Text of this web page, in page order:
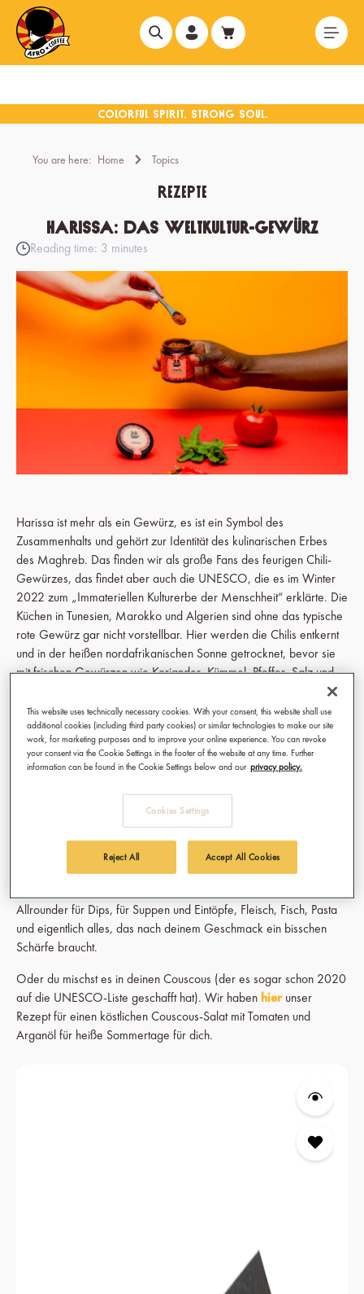
content
You are here: Home Topics
Rezepte
Harissa: Das Weltkultur-Gewürz
Reading time: 3 minutes
Harissa ist mehr als ein Gewürz, es ist ein Symbol des
Zusammenhalts und gehört zur Identität des kulinarischen Erbes
des Maghreb. Das finden wir als große Fans des feurigen Chili-
Gewürzes, das findet aber auch die UNESCO, die es im Winter
2022 zum „Immateriellen Kulturerbe der Menschheit“ erklärte. Die
Küchen in Tunesien, Marokko und Algerien sind ohne das typische
rote Gewürz gar nicht vorstellbar. Hier werden die Chilis entkernt
und in der heißen nordafrikanischen Sonne getrocknet, bevor sie
mit frischen Gewürzen wie Koriander, Kümmel, Pfeffer, Salz und
Wie hoch der Stellenwert von Harissa ist, zeigt zum Beispiel die
kleine Hafenstadt Nabeul in Tunesien. Einmal im Jahr bekommt sie
einen kleinen roten Touch, wenn das Festival zu Ehren des
Maghreb hinweg genießt die Chilimischung große Beliebtheit.
Mittlerweile hat sich Harissa großspurig in ganz Nord- und
importierten es zudem nach Israel, und über das Mittelmeer hat es
das neu ernannte Weltkulturerbe in die Küchen Europas geschafft.
Allrounder für Dips, für Suppen und Eintöpfe, Fleisch, Fisch, Pasta
und eigentlich alles, das nach deinem Geschmack ein bisschen
Schärfe braucht.
Oder du mischst es in deinen Couscous (der es sogar schon 2020
auf die UNESCO-Liste geschafft hat). Wir haben hierunser
Rezept für einen köstlichen Couscous-Salat mit Tomaten und
Arganöl für heiße Sommertage für dich.
This website uses technically necessary cookies. With your consent, this website shall use
additional cookies (including third party cookies) or similar technologies to make our site
work, for marketing purposes and to improve your online experience. You can revoke
your consent via the Cookie Settings in the footer of the website at any time. Further
information can be found in the Cookie Settings below and our privacy policy.
Cookies Settings
Reject All Accept All Cookies